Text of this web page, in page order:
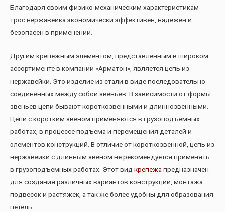
Благодаря своим физико-механическим характеристикам
трос нержавейка экономически эффективен, надежен и
безопасен в применении.
Другим крепежным элементом, представленным в широком
ассортименте в компании «Арматон», является цепь из
нержавейки. Это изделие из стали в виде последовательно
соединенных между собой звеньев. В зависимости от формы
звеньев цепи бывают короткозвенными и длиннозвенными.
Цепи с коротким звеном применяются в грузоподъемных
работах, в процессе подъема и перемещения деталей и
элементов конструкций. В отличие от короткозвенной, цепь из
нержавейки с длинным звеном не рекомендуется применять
в грузоподъемных работах. Этот вид крепежапредназначен
для создания различных вариантов конструкции, монтажа
подвесок и растяжек, а так же более удобны для образования
петель.